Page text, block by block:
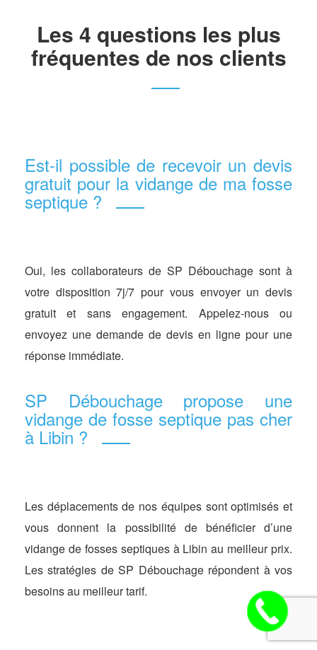
Les 4 questions les plus
fréquentes de nos clients
Est-il possible de recevoir un devis
gratuit pour la vidange de ma fosse
septique ?
Oui, les collaborateurs de SP Débouchage sont à
votre disposition 7j/7 pour vous envoyer un devis
gratuit et sans engagement. Appelez-nous ou
envoyez une demande de devis en ligne pour une
réponse immédiate.
SP Débouchage propose une
vidange de fosse septique pas cher
à Libin ?
Les déplacements de nos équipes sont optimisés et
vous donnent la possibilité de bénéficier d’une
vidange de fosses septiques à Libin au meilleur prix.
Les stratégies de SP Débouchage répondent à vos
besoins au meilleur tarif.